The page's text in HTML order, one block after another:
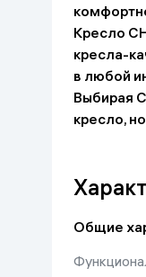
Книги
Кресло
кресла-
в любой
Выбирая
кресло,
Общие